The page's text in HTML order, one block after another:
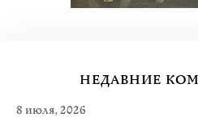
НЕДАВНИЕ
8 июля, 2026